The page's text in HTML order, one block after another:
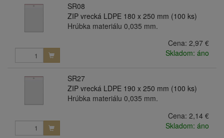
SR08
ZIP vrecká LDPE 180 x 250 mm (100 ks)
Hrúbka materiálu 0,035 mm.
Cena: 2,97 €
Skladom: áno
SR27
ZIP vrecká LDPE 190 x 250 mm (100 ks)
Hrúbka materiálu 0,035 mm.
Cena: 2,14 €
Skladom: áno